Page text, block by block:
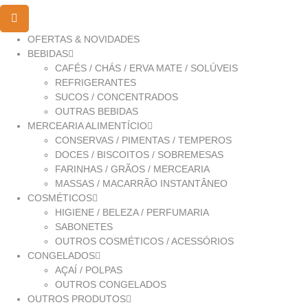
OFERTAS & NOVIDADES
BEBIDAS
CAFÉS / CHÁS / ERVA MATE / SOLÚVEIS
REFRIGERANTES
SUCOS / CONCENTRADOS
OUTRAS BEBIDAS
MERCEARIA ALIMENTÍCIO
CONSERVAS / PIMENTAS / TEMPEROS
DOCES / BISCOITOS / SOBREMESAS
FARINHAS / GRÃOS / MERCEARIA
MASSAS / MACARRÃO INSTANTÂNEO
COSMÉTICOS
HIGIENE / BELEZA / PERFUMARIA
SABONETES
OUTROS COSMÉTICOS / ACESSÓRIOS
CONGELADOS
AÇAÍ / POLPAS
OUTROS CONGELADOS
OUTROS PRODUTOS